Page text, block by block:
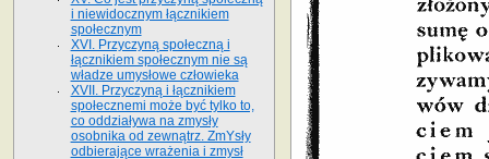
i niewidocznym łącznikiem
społecznym
XVI. Przyczyną społeczną i
łącznikiem społecznym nie są
władze umysłowe człowieka
XVII. Przyczyną i łącznikiem
społecznemi może być tylko to,
co oddziaływa na zmysły
osobnika od zewnątrz. ZmYsły
odbierające wrażenia i zmysł